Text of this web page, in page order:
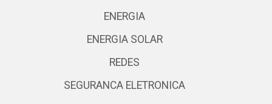
ENERGIA
ENERGIA SOLAR
REDES
SEGURANCA ELETRONICA